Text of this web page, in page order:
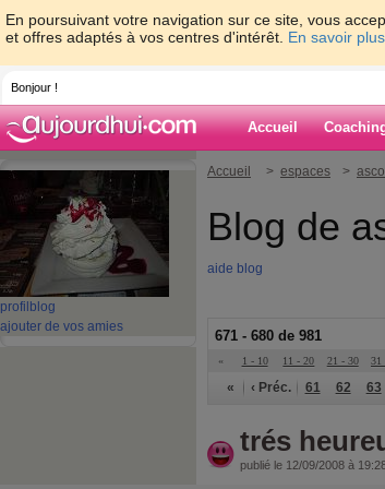
En poursuivant votre navigation sur ce site, vous
et offres adaptés à vos centres d'intérêt. En savoir
Bonjour !
Accueil
profil blog
ajouter de vos amies
Accueil > espaces >
Blog de
aide blog
671 - 680 de 981
« 1 - 10 11 - 20 21 - 30 31
« ‹ Préc. 61 62 63
trés
publié le 12/09/2008 à